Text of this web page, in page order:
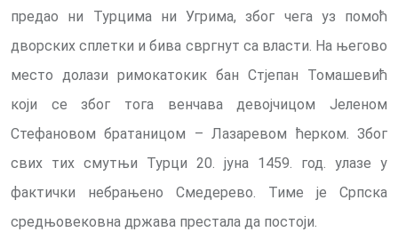
предао ни Турцима ни Угрима, због чега уз помоћ
дворских сплетки и бива свргнут са власти. На његово
место долази римокатокик бан Стјепан Томашевић
који се због тога венчава девојчицом Јеленом
Стефановом братаницом – Лазаревом ћерком. Због
свих тих смутњи Турци 20. јуна 1459. год. улазе у
фактички небрањено Смедерево. Тиме је Српска
средњовековна држава престала да постоји.